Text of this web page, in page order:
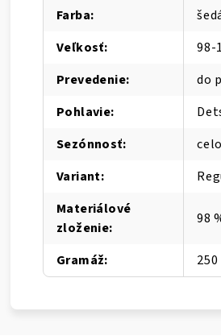
Farba:
Veľkosť:
98-
Prevedenie:
do
Pohlavie:
Sezónnosť:
Variant:
Materiálové
zloženie:
98
Gramáž: